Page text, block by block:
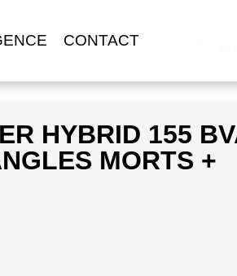
CONTACT
HYBRID 155
MORTS +